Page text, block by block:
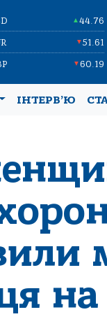
▲44.76
▼51.61
▼60.19
ІНТЕРВ’Ю